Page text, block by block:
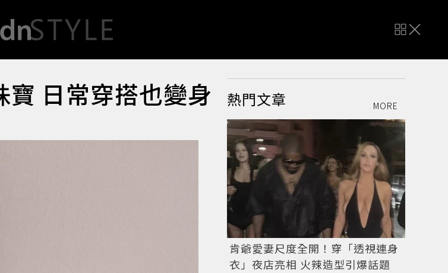
日常穿搭也變身
熱門文章 MORE
肯爺愛妻尺度全開！穿「透視連身
衣」夜店亮相 火辣造型引爆話題